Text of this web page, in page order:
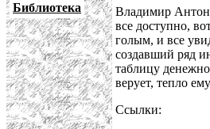
Библиотека
Владимир
все доступно,
голым, и все
создавший ряд
таблицу
верует, тепло
Ссылки: